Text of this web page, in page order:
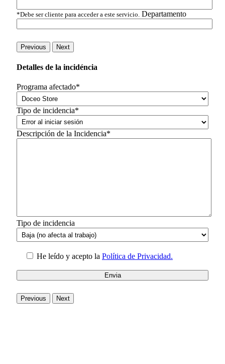
*Debe ser cliente para acceder a este servicio. Departamento
Previous Next
Detalles de la incidéncia
Programa afectado*
Tipo de incidencia*
Descripción de la Incidencia*
Tipo de incidencia
He leído y acepto la Política de Privacidad.
Previous Next